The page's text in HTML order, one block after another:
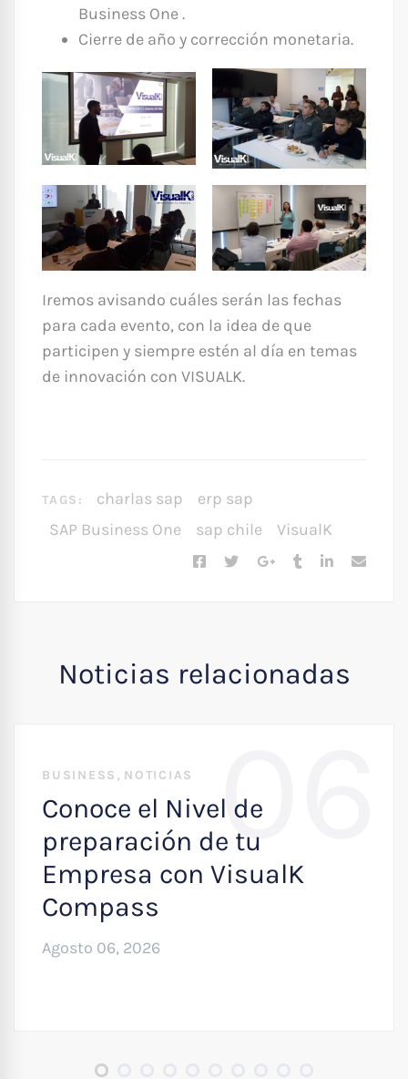
Business One .
Cierre de año y corrección monetaria.
Iremos avisando cuáles serán las fechas
para cada evento, con la idea de que
participen y siempre estén al día en temas
de innovación con VISUALK.
TAGS: charlas sap
erp sap
SAP Business One
sap chile VisualK
Noticias relacionadas
06
BUSINESS , NOTICIAS
Conoce el Nivel de
preparación de tu
Empresa con VisualK
Compass
Agosto 06, 2026